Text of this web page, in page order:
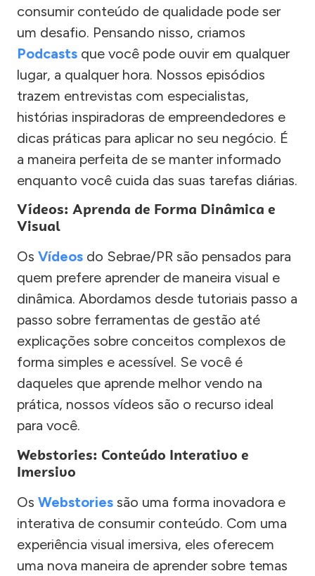
consumir conteúdo de qualidade pode ser
um desafio. Pensando nisso, criamos
Podcasts que você pode ouvir em qualquer
lugar, a qualquer hora. Nossos episódios
trazem entrevistas com especialistas,
histórias inspiradoras de empreendedores e
dicas práticas para aplicar no seu negócio. É
a maneira perfeita de se manter informado
enquanto você cuida das suas tarefas diárias.
Vídeos: Aprenda de Forma Dinâmica e
Visual
Os Vídeos do Sebrae/PR são pensados para
quem prefere aprender de maneira visual e
dinâmica. Abordamos desde tutoriais passo a
passo sobre ferramentas de gestão até
explicações sobre conceitos complexos de
forma simples e acessível. Se você é
daqueles que aprende melhor vendo na
prática, nossos vídeos são o recurso ideal
para você.
Webstories: Conteúdo Interativo e
Imersivo
Os Webstories são uma forma inovadora e
interativa de consumir conteúdo. Com uma
experiência visual imersiva, eles oferecem
uma nova maneira de aprender sobre temas